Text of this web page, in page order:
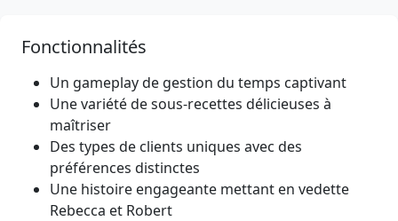
Fonctionnalités
Un gameplay de gestion du temps captivant
Une variété de sous-recettes délicieuses à
maîtriser
Des types de clients uniques avec des
préférences distinctes
Une histoire engageante mettant en vedette
Rebecca et Robert